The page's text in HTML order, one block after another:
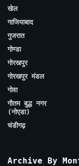
खेल
गाजियाबाद
गुजरात
गोण्डा
गोरखपुर
गोरखपुर मंडल
गोवा
गौतम बुद्ध नगर
(नोएडा)
चंडीगढ़
Archive By